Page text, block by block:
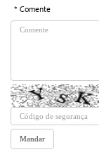
* Comente